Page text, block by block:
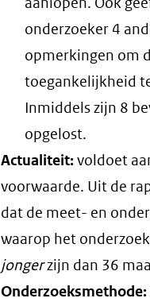
onderzoeker 4
opmerkingen om
toegankelijkheid
Inmiddels zijn 8
opgelost.
Oké.
Actualiteit:voldoet
voorwaarde. Uit de
dat de meet- en
waarop het
jongerzijn dan 36
Oké.
Onderzoeksmethode: